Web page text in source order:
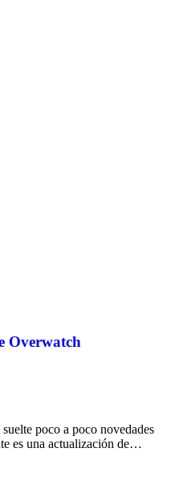
Overwatch
poco a poco novedades
es una actualización de…